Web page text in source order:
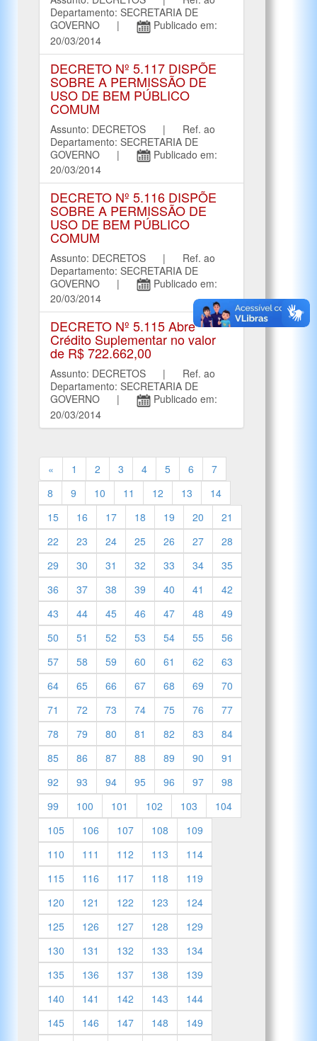
Departamento: SECRETARIA DE
GOVERNO |
Publicado em:
20/03/2014
DECRETO Nº 5.117 DISPÕE
SOBRE A PERMISSÃO DE
USO DE BEM PÚBLICO
COMUM
Assunto: DECRETOS | Ref. ao
Departamento: SECRETARIA DE
GOVERNO |
Publicado em:
20/03/2014
DECRETO Nº 5.116 DISPÕE
SOBRE A PERMISSÃO DE
USO DE BEM PÚBLICO
COMUM
Assunto: DECRETOS | Ref. ao
Departamento: SECRETARIA DE
GOVERNO |
Publicado em:
20/03/2014
DECRETO Nº 5.115 Abre
Crédito Suplementar no valor
de R$ 722.662,00
Assunto: DECRETOS | Ref. ao
Departamento: SECRETARIA DE
GOVERNO |
Publicado em:
20/03/2014
« 1 2 3 4 5 6
7
8
9 10 11 12 13
14
15
16 17 18 19 20
21
22
23 24 25 26 27
28
29
30 31 32 33 34
35
36
37 38 39 40 41
42
43
44 45 46 47 48
49
50
51 52 53 54 55
56
57
58 59 60 61 62
63
64
65 66 67 68 69
70
71
72 73 74 75 76
77
78
79 80 81 82 83
84
85
86 87 88 89 90
91
92
93 94 95 96 97
98
99
100 101 102 103
104
105
106 107 108
109
110
111 112 113
114
115
116 117 118
119
120
121 122 123
124
125
126 127 128
129
130
131 132 133
134
135
136 137 138
139
140
141 142 143
144
145
146 147 148
149